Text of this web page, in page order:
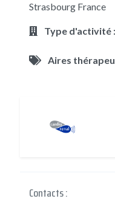
Strasbourg France
Type d'activité :
Aires
Contacts :